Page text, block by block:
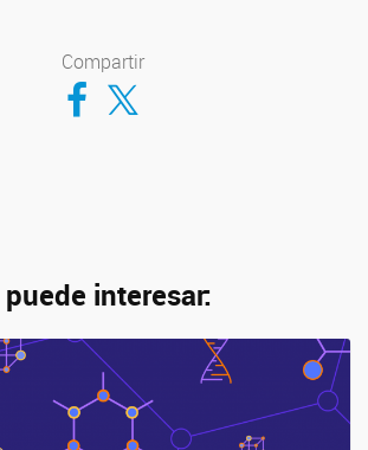
Compartir
Compartir en Facebook
Compartir en Twitter
interesar: